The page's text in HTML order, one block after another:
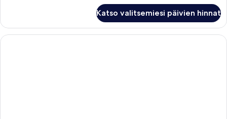
Katso valitsemiesi päivien hinnat